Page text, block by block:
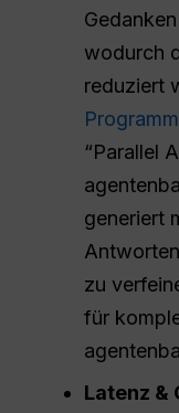
wodurch
reduziert
“Parallel
generiert
zu
für
Latenz &